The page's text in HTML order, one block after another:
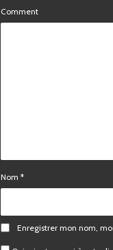
Comment
Nom *
Enregistrer mon nom,